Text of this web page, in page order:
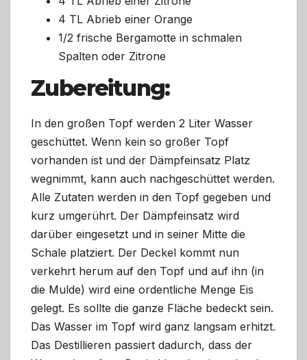
4 TL Abrieb einer Orange
1/2 frische Bergamotte in schmalen
Spalten oder Zitrone
Zubereitung:
In den großen Topf werden 2 Liter Wasser
geschüttet. Wenn kein so großer Topf
vorhanden ist und der Dämpfeinsatz Platz
wegnimmt, kann auch nachgeschüttet werden.
Alle Zutaten werden in den Topf gegeben und
kurz umgerührt. Der Dämpfeinsatz wird
darüber eingesetzt und in seiner Mitte die
Schale platziert. Der Deckel kommt nun
verkehrt herum auf den Topf und auf ihn (in
die Mulde) wird eine ordentliche Menge Eis
gelegt. Es sollte die ganze Fläche bedeckt sein.
Das Wasser im Topf wird ganz langsam erhitzt.
Das Destillieren passiert dadurch, dass der